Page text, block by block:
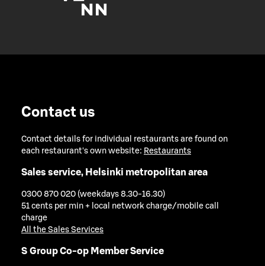
Contact us
Contact details for individual restaurants are found on
each restaurant's own website: Restaurants
Sales service, Helsinki metropolitan area
0300 870 020 (weekdays 8.30-16.30)
51 cents per min + local network charge/mobile call
charge
All the Sales Services
S Group Co-op Member Service